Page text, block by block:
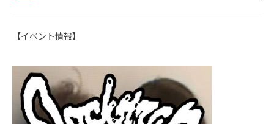
【イベント情報】